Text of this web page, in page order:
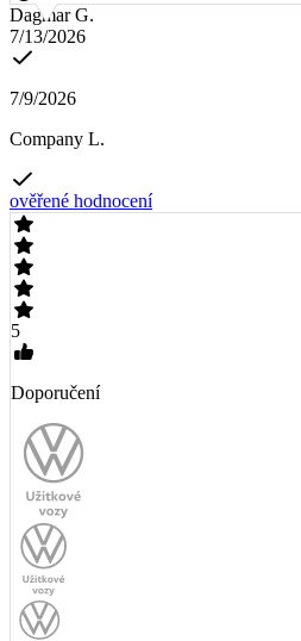
Dagmar G.
7/13/2026
7/9/2026
Company L.
ověřené hodnocení
5
Doporučení